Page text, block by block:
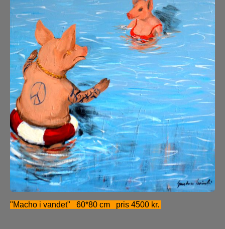
"Macho i vandet" 60*80 cm pris 4500 kr.